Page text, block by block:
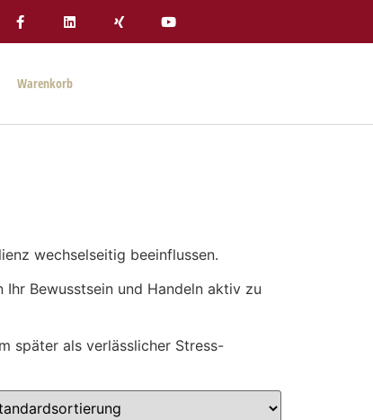
Warenkorb
wechselseitig beeinflussen.
Bewusstsein und Handeln aktiv zu
später als verlässlicher Stress-